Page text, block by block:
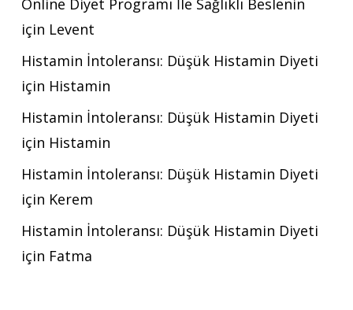
için Levent
Histamin İntoleransı: Düşük Histamin Diyeti
için Histamin
Histamin İntoleransı: Düşük Histamin Diyeti
için Histamin
Histamin İntoleransı: Düşük Histamin Diyeti
için Kerem
Histamin İntoleransı: Düşük Histamin Diyeti
için Fatma